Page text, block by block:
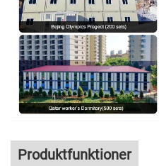
Produktfunktioner